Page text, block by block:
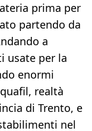
prima per
partendo da
a
usate per la
enormi
realtà
di Trento, e
nel